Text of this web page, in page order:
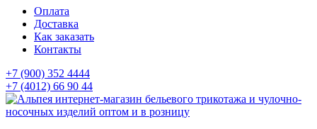
Оплата
Доставка
Как заказать
Контакты
+7 (900) 352 4444
+7 (4012) 66 90 44